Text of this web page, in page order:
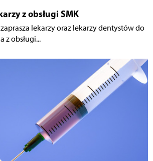
z obsługi SMK
lekarzy oraz lekarzy dentystów do
z obsługi...